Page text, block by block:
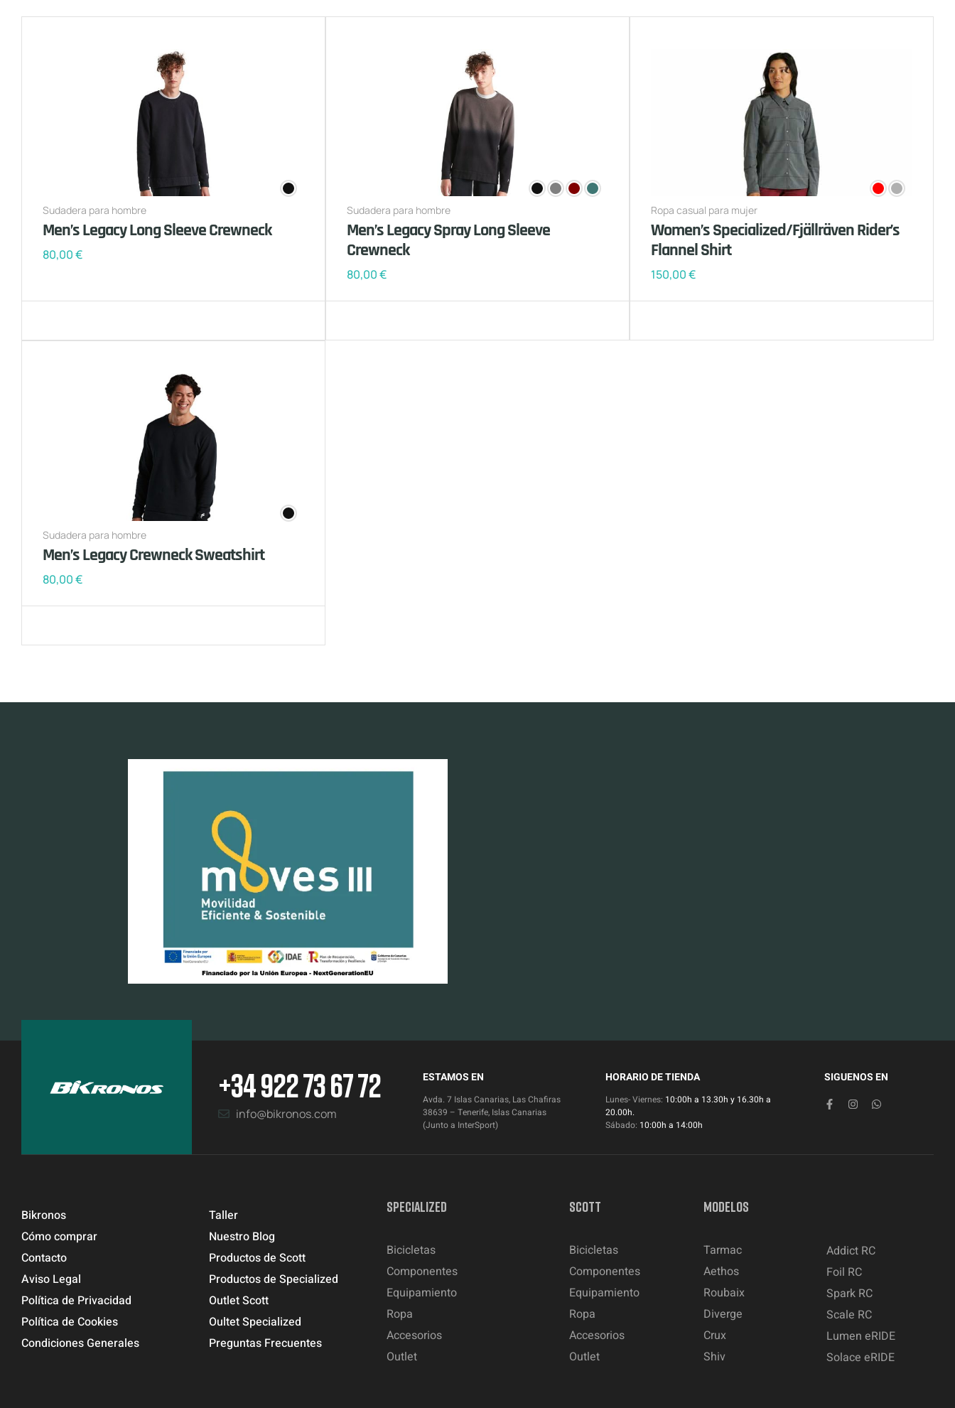
Sudadera para hombre
Men’s Legacy Long Sleeve Crewneck
80,00€
Sudadera para hombre
Men’s Legacy Spray Long Sleeve
Crewneck
80,00€
Ropa casual para mujer
Women’s Specialized/Fjällräven Rider’s
Flannel Shirt
150,00€
Sudadera para hombre
Men’s Legacy Crewneck Sweatshirt
80,00€
+34 922 73 67 72
info@bikronos.com
ESTAMOS EN
Avda. 7 Islas Canarias, Las Chafiras
38639 – Tenerife, Islas Canarias
(Junto a InterSport)
HORARIO DE TIENDA
Lunes- Viernes: 10:00h a 13.30h y 16.30h a
20.00h.
Sábado: 10:00h a 14:00h
SIGUENOS EN
Bikronos
Cómo comprar
Contacto
Aviso Legal
Política de Privacidad
Política de Cookies
Condiciones Generales
Taller
Nuestro Blog
Productos de Scott
Productos de Specialized
Outlet Scott
Oultet Specialized
Preguntas Frecuentes
SPECIALIZED
Bicicletas
Componentes
Equipamiento
Ropa
Accesorios
Outlet
SCOTT
Bicicletas
Componentes
Equipamiento
Ropa
Accesorios
Outlet
MODELOS
Tarmac
Aethos
Roubaix
Diverge
Crux
Shiv
Addict RC
Foil RC
Spark RC
Scale RC
Lumen eRIDE
Solace eRIDE